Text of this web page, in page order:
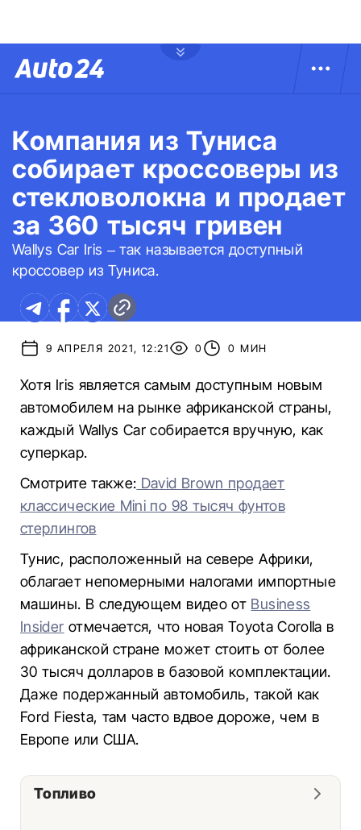
Компания из Туниса
собирает кроссоверы из
стекловолокна и продает
за 360 тысяч гривен
Wallys Car Iris – так называется доступный
кроссовер из Туниса.
9 АПРЕЛЯ 2021, 12:21 0 0 МИН
Хотя Iris является самым доступным новым
автомобилем на рынке африканской страны,
каждый Wallys Car собирается вручную, как
суперкар.
Смотрите также: David Brown продает
классические Mini по 98 тысяч фунтов
стерлингов
Тунис, расположенный на севере Африки,
облагает непомерными налогами импортные
машины. В следующем видео от Business
Insider отмечается, что новая Toyota Corolla в
африканской стране может стоить от более
30 тысяч долларов в базовой комплектации.
Даже подержанный автомобиль, такой как
Ford Fiesta, там часто вдвое дороже, чем в
Европе или США.
Топливо